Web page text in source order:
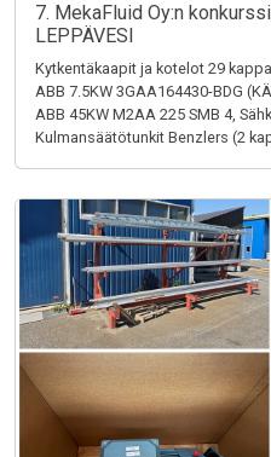
7. MekaFluid Oy:n
LEPPÄVESI
Kytkentäkaapit ja kotelot 29
ABB 7.5KW 3GAA164430-BDG
ABB 45KW M2AA 225 SMB 4,
Kulmansäätötunkit Benzlers (2